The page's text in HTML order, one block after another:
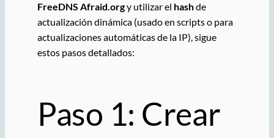
FreeDNS Afraid.orgy utilizar el hashde
actualización dinámica (usado en scripts o para
actualizaciones automáticas de la IP), sigue
estos pasos detallados:
Paso 1: Crear